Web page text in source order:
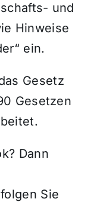
und
Hinweise
ein.
Gesetz
Gesetzen
Dann
Sie